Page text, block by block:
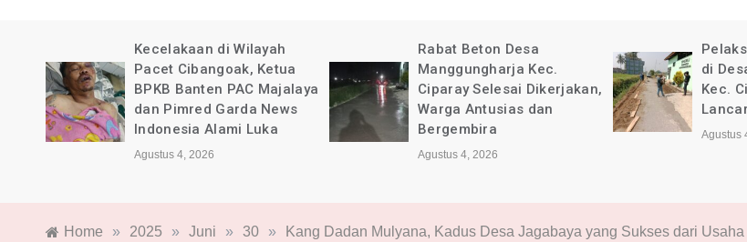
Kecelakaan di Wilayah
Pacet Cibangoak, Ketua
BPKB Banten PAC Majalaya
dan Pimred Garda News
Indonesia Alami Luka
Agustus 4, 2026
Rabat Beton Desa
Manggungharja Kec.
Ciparay Selesai Dikerjakan,
Warga Antusias dan
Bergembira
Agustus 4, 2026
di
Kec.
Agustus
Home » 2025 » Juni » 30 » Kang Dadan Mulyana, Kadus Desa Jagabaya yang Sukses dari Usaha